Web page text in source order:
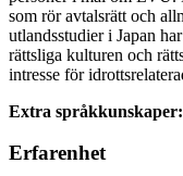
som rör avtalsrätt och
utlandsstudier i Japan
rättsliga kulturen och
intresse för
Extra språkkunskaper:
Erfarenhet